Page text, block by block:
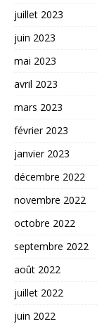
juillet 2023
juin 2023
mai 2023
avril 2023
mars 2023
février 2023
janvier 2023
décembre 2022
novembre 2022
octobre 2022
septembre 2022
août 2022
juillet 2022
juin 2022